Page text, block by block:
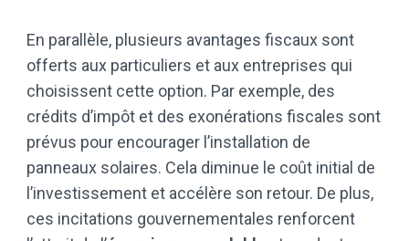
En parallèle, plusieurs avantages fiscaux sont
offerts aux particuliers et aux entreprises qui
choisissent cette option. Par exemple, des
crédits d’impôt et des exonérations fiscales sont
prévus pour encourager l’installation de
panneaux solaires. Cela diminue le coût initial de
l’investissement et accélère son retour. De plus,
ces incitations gouvernementales renforcent